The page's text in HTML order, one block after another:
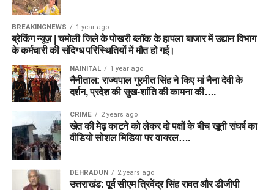
BREAKINGNEWS 1 year ago
ब्रेकिंग न्यूज़ | चमोली जिले के पोखरी ब्लॉक के हापला बाजार में उद्यान विभाग
के कर्मचारी की संदिग्ध परिस्थितियों में मौत हो गई।
NAINITAL 1 year ago
नैनीताल: राज्यपाल गुरमीत सिंह ने किए मां नैना देवी के
दर्शन, प्रदेश की सुख-शांति की कामना की….
CRIME 2 years ago
खेत की मेढ़ काटने को लेकर दो पक्षों के बीच खूनी संघर्ष का
वीडियो सोशल मिडिया पर वायरल….
DEHRADUN 2 years ago
उत्तराखंड: पूर्व सीएम त्रिवेंद्र सिंह रावत और डीजीपी